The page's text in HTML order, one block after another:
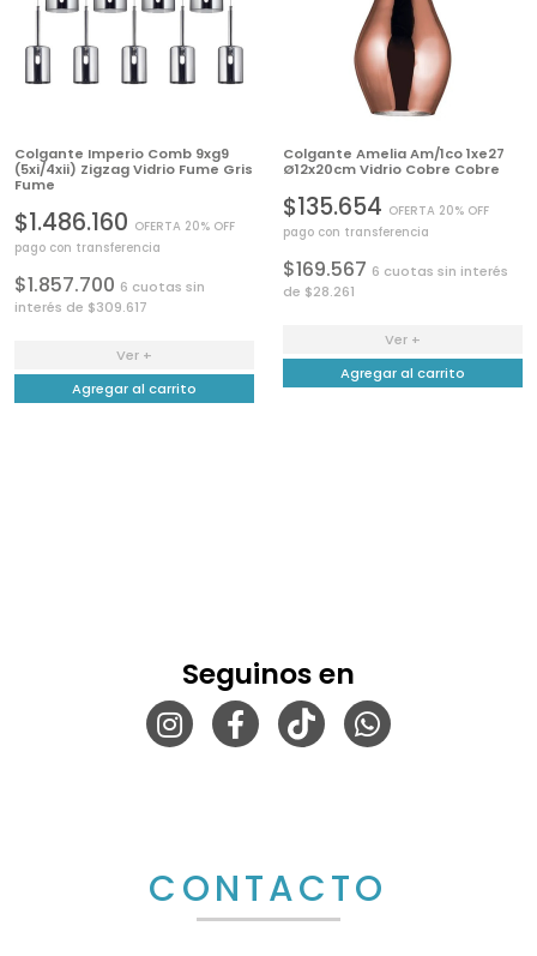
Colgante Imperio Comb 9xg9
(5xi/4xii) Zigzag Vidrio Fume Gris
Fume
$1.486.160 OFERTA 20% OFF
pago con transferencia
$1.857.700 6 cuotas sin
interés de $309.617
Ver +
Agregar al carrito
Colgante Amelia Am/1co 1xe27
Ø12x20cm Vidrio Cobre Cobre
$135.654 OFERTA 20% OFF
pago con transferencia
$169.567 6 cuotas sin interés
de $28.261
Ver +
Agregar al carrito
Seguinos en
CONTACTO